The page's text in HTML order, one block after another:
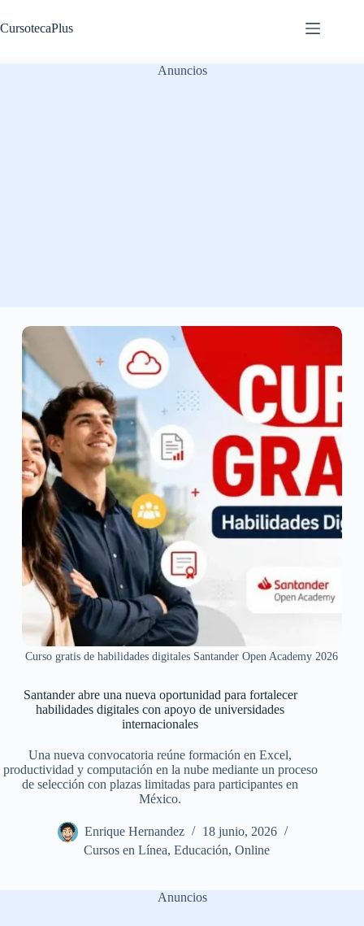
al
contenido
CursotecaPlus
Anuncios
Curso gratis de habilidades digitales Santander Open Academy 2026
Santander abre una nueva oportunidad para fortalecer
habilidades digitales con apoyo de universidades
internacionales
Una nueva convocatoria reúne formación en Excel,
productividad y computación en la nube mediante un proceso
de selección con plazas limitadas para participantes en
México.
Enrique Hernandez
18 junio, 2026
Cursos en Línea, Educación, Online
Anuncios